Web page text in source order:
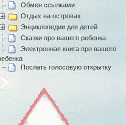
Обмен ссылками
Отдых на островах
Энциклопедии для детей
Сказки про вашего ребенка
Электронная книга про вашего
Послать голосовую открытку